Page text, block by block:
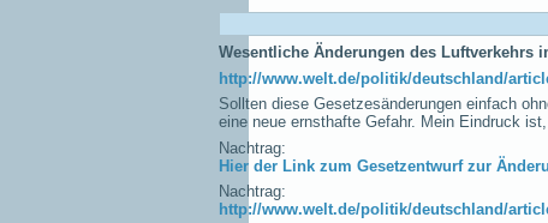
Wesentliche Änderungen des Luftverkehrs
http://www.welt.de/politik/deutschland/
Sollten diese Gesetzesänderungen einfach
eine neue ernsthafte Gefahr. Mein Eindruck
Nachtrag:
Hier der Link zum Gesetzentwurf zur
Nachtrag:
http://www.welt.de/politik/deutschland/